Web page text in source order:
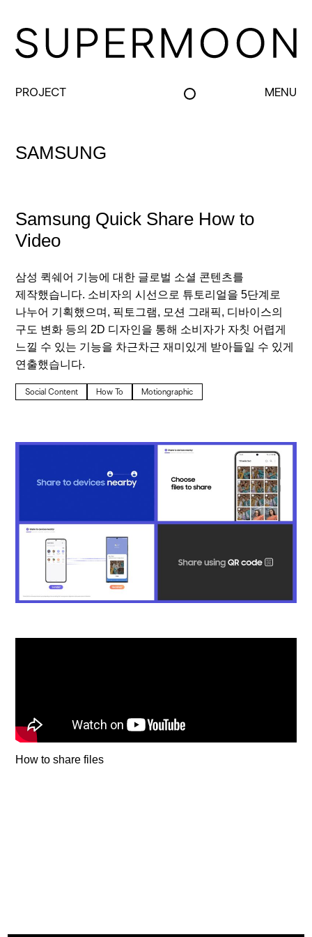
PROJECT MENU
SAMSUNG
Samsung Quick Share How to
Video
삼성 퀵쉐어 기능에 대한 글로벌 소셜 콘텐츠를
제작했습니다. 소비자의 시선으로 튜토리얼을 5단계로
나누어 기획했으며, 픽토그램, 모션 그래픽, 디바이스의
구도 변화 등의 2D 디자인을 통해 소비자가 자칫 어렵게
느낄 수 있는 기능을 차근차근 재미있게 받아들일 수 있게
연출했습니다.
Social Content How To Motiongraphic
How to share files